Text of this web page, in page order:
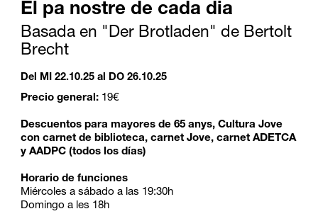
El pa nostre de cada dia
Basada en "Der Brotladen" de Bertolt
Brecht
Del MI 22.10.25al DO 26.10.25
Precio general: 19€
Descuentos para mayores de 65 anys, Cultura Jove
con carnet de biblioteca, carnet Jove, carnet ADETCA
y AADPC (todos los días)
Horario de funciones
Miércoles a sábado a las 19:30h
Domingo a les 18h